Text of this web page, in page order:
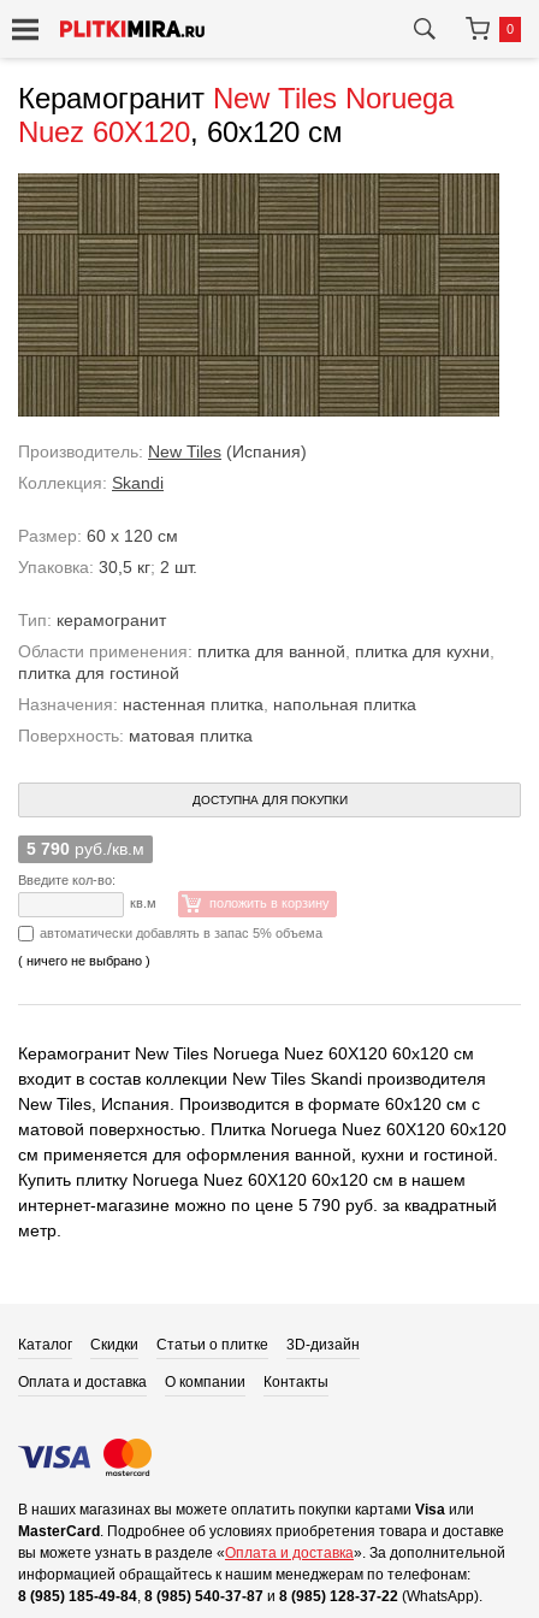
0
Керамогранит New Tiles Noruega
Nuez 60X120, 60x120 см
Производитель: New Tiles (Испания)
Коллекция: Skandi
Размер: 60 x 120 см
Упаковка: 30,5 кг; 2 шт.
Тип: керамогранит
Области применения: плитка для ванной плитка для кухни
плитка для гостиной
Назначения: настенная плитка
напольная плитка
Поверхность: матовая плитка
ДОСТУПНА ДЛЯ ПОКУПКИ
5 790 руб./кв.м
Введите кол-во:
кв.м
положить в корзину
автоматически добавлять в запас 5% объема
( ничего не выбрано )
Керамогранит New Tiles Noruega Nuez 60X120 60x120 см
входит в состав коллекции New Tiles Skandi производителя
New Tiles, Испания. Производится в формате 60x120 см с
матовой поверхностью. Плитка Noruega Nuez 60X120 60x120
см применяется для оформления ванной, кухни и гостиной.
Купить плитку Noruega Nuez 60X120 60x120 см в нашем
интернет-магазине можно по цене 5 790 руб. за квадратный
метр.
Каталог Скидки Статьи о плитке 3D-дизайн
Оплата и доставка О компании Контакты
В наших магазинах вы можете оплатить покупки картами Visa или
MasterCard . Подробнее об условиях приобретения товара и доставке
вы можете узнать в разделе «Оплата и доставка». За дополнительной
информацией обращайтесь к нашим менеджерам по телефонам:
8 (985) 185-49-84, 8 (985) 540-37-87 и 8 (985) 128-37-22 (WhatsApp).